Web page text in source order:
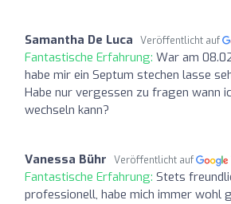
Samantha De Luca Veröffentlicht auf
Fantastische Erfahrung: War am
habe mir ein Septum stechen lasse
Habe nur vergessen zu fragen wann
wechseln kann?
Vanessa Bühr Veröffentlicht auf
Fantastische Erfahrung: Stets
professionell, habe mich immer wohl